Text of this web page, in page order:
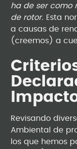
ha de ser como
de rotor. Esta
a causas de
(creemos) a
Revisando
Ambiental de
los que hemos